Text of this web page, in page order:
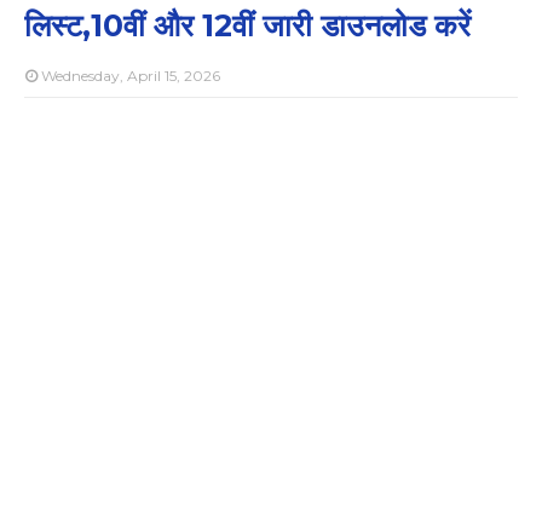
लिस्ट,10वीं और 12वीं जारी डाउनलोड करें
Wednesday, April 15, 2026